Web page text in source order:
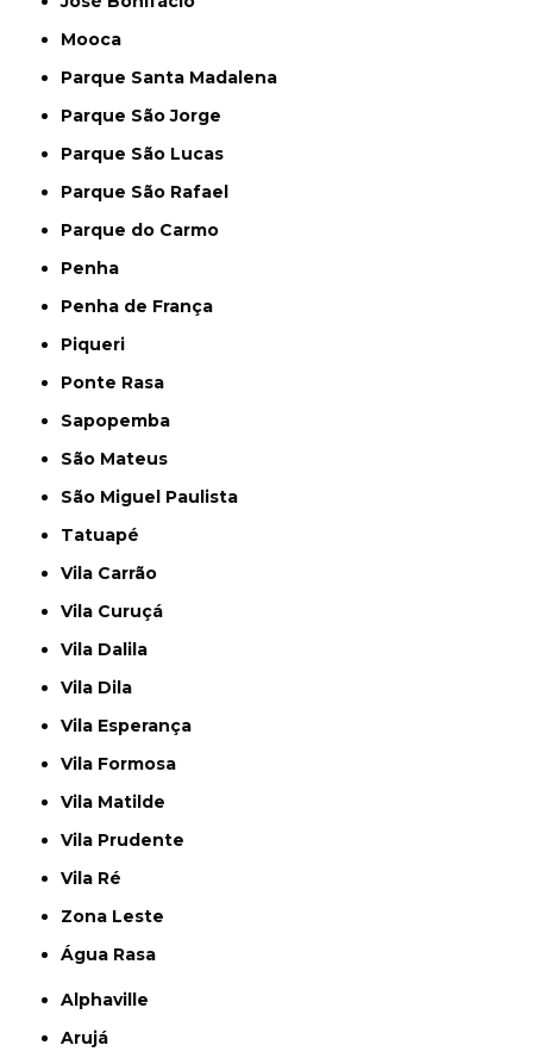
Mooca
Parque Santa Madalena
Parque São Jorge
Parque São Lucas
Parque São Rafael
Parque do Carmo
Penha
Penha de França
Piqueri
Ponte Rasa
Sapopemba
São Mateus
São Miguel Paulista
Tatuapé
Vila Carrão
Vila Curuçá
Vila Dalila
Vila Dila
Vila Esperança
Vila Formosa
Vila Matilde
Vila Prudente
Vila Ré
Zona Leste
Água Rasa
Alphaville
Arujá